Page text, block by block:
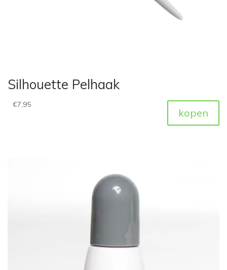
Silhouette Pelhaak
€7,95
kopen